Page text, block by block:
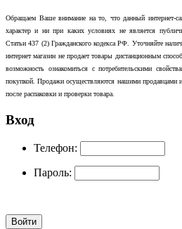
Обращаем Ваше внимание на то, что данный интернет-
характер и ни при каких условиях не является
Статьи 437 (2) Гражданского кодекса РФ. Уточняйте
интернет магазин не продает товары дистанционным
возможность ознакомиться с потребительскими
покупкой. Продажи осуществляются нашими продавцами
после распаковки и проверки товара.
Вход
Телефон:
Пароль: